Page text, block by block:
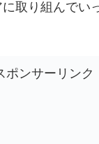
取り組んでい
ポンサーリンク